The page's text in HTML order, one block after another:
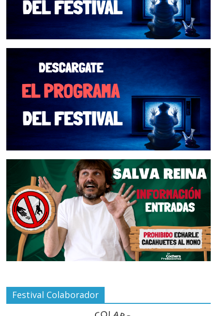
Festival Colaborador